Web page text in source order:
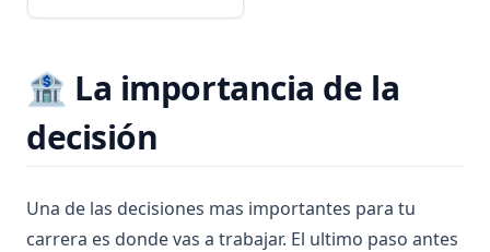
🏦 La importancia de la
decisión
Una de las decisiones mas importantes para tu
carrera es donde vas a trabajar. El ultimo paso antes